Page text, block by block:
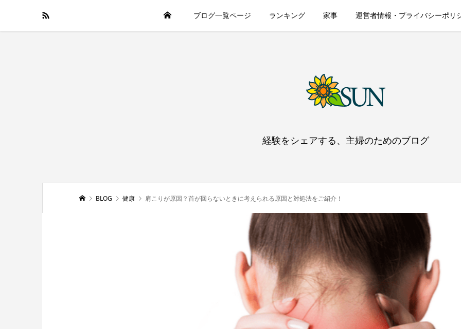
ブログ一覧ページ ランキング 家事 運営者情報・プライバシーポリ
経験をシェアする、主婦のためのブログ
BLOG 健康 肩こりが原因？首が回らないときに考えられる原因と対処法をご紹介！